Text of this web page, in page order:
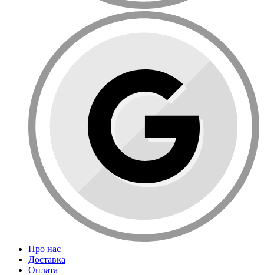
Про нас
Доставка
Оплата